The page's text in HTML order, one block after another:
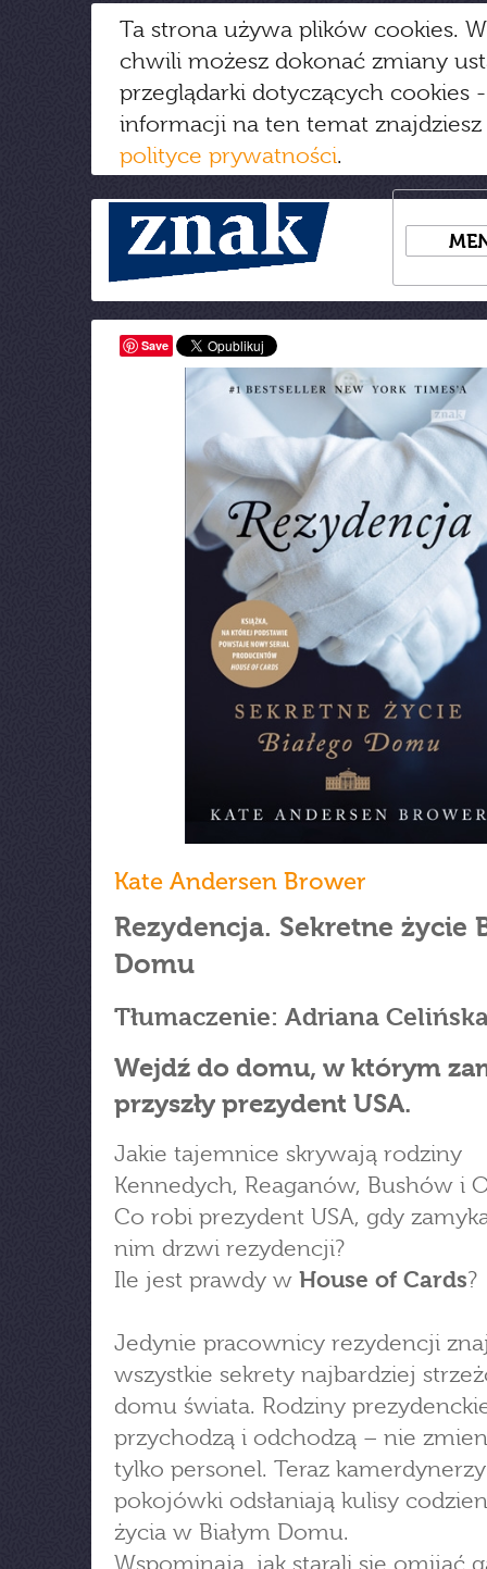
Ta strona używa plików cookies.
chwili możesz dokonać zmiany
przeglądarki dotyczących cookies
informacji na ten temat
polityce prywatności.
Save
Kate Andersen Brower
Rezydencja. Sekretne życie
Domu
Tłumaczenie: Adriana
Wejdź do domu, w którym
przyszły prezydent USA.
Jakie tajemnice skrywają rodziny
Kennedych, Reaganów, Bushów i
Co robi prezydent USA, gdy
nim drzwi rezydencji?
Ile jest prawdy w House of Cards?
Jedynie pracownicy rezydencji
wszystkie sekrety najbardziej
domu świata. Rodziny
przychodzą i odchodzą – nie
tylko personel. Teraz
pokojówki odsłaniają kulisy
życia w Białym Domu.
Wspominają, jak starali się omijać